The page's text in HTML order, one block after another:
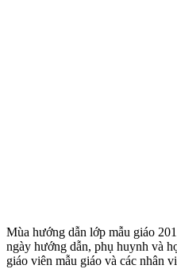
Mùa hướng dẫn lớp mẫu giáo
ngày hướng dẫn, phụ huynh và
giáo viên mẫu giáo và các nhân